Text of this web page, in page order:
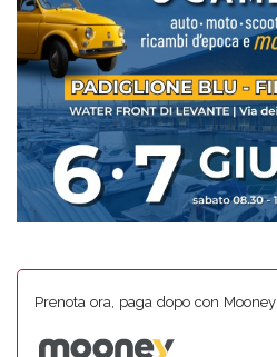
Prenota ora, paga dopo con Mooney